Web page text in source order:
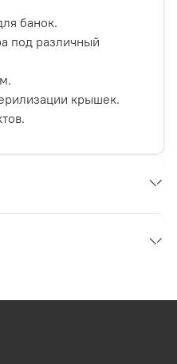
банок.
под различный
крышек.